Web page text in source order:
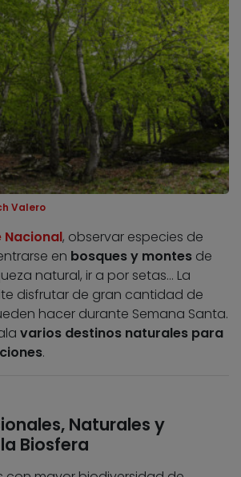
Valero
Nacional, observar especies de
en bosques y montes de
natural, ir a por setas… La
disfrutar de gran cantidad de
hacer durante Semana Santa.
varios destinos naturales para
.
Naturales y
Biosfera